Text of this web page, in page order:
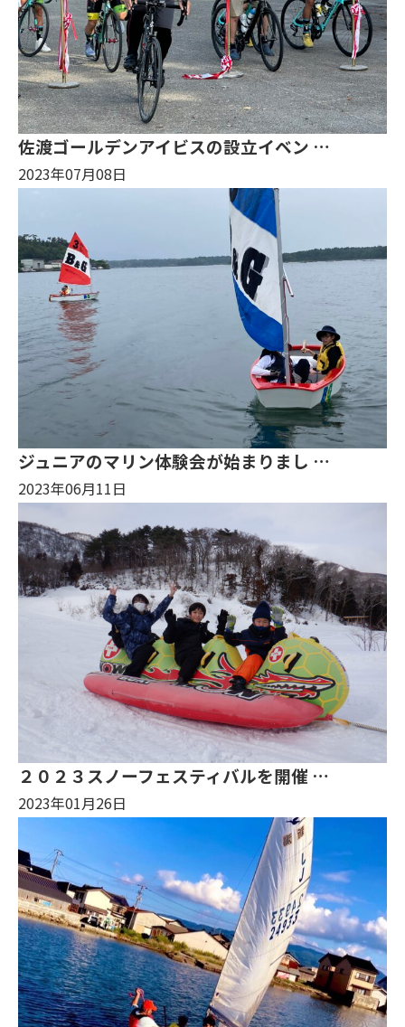
佐渡ゴールデンアイビスの設立イベン …
2023年07月08日
ジュニアのマリン体験会が始まりまし …
2023年06月11日
２０２３スノーフェスティバルを開催 …
2023年01月26日